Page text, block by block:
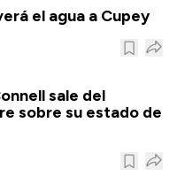
el agua a Cupey
sale del
sobre su estado de